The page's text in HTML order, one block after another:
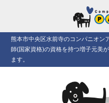
熊本市中央区水前寺のコンパニオン
師(国家資格)の資格を持つ増子元美
ます。